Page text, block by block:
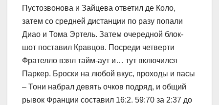
Пустозвонова и Зайцева ответил де Коло,
затем со средней дистанции по разу попали
Диао и Тома Эртель. Затем очередной блок-
шот поставил Кравцов. Посреди четверти
Фрателло взял тайм-аут и… тут включился
Паркер. Броски на любой вкус, проходы и пасы
– Тони набрал девять очков подряд, и общий
рывок Франции составил 16:2. 59:70 за 2:37 до